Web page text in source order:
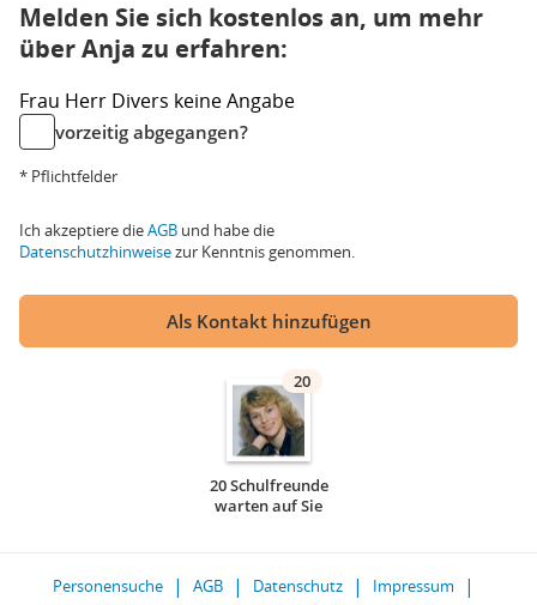
Melden Sie sich kostenlos an, um mehr
über Anja zu erfahren:
Frau Herr Divers keine Angabe
vorzeitig abgegangen?
* Pflichtfelder
Ich akzeptiere dieAGB und habe die
Datenschutzhinweisezur Kenntnis genommen.
Als Kontakt hinzufügen
20
20 Schulfreunde
warten auf Sie
Personensuche AGB Datenschutz
Impressum